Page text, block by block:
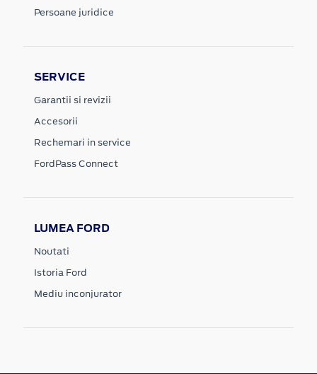
Persoane juridice
SERVICE
Garantii si revizii
Accesorii
Rechemari in service
FordPass Connect
LUMEA FORD
Noutati
Istoria Ford
Mediu inconjurator